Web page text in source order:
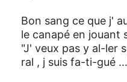
Bon sang ce que j'
le canapé en jouant
"J' veux pas y al-ler
ral , j suis fa-ti-gué